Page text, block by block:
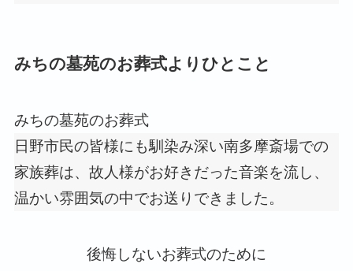
みちの墓苑のお葬式よりひとこと
みちの墓苑のお葬式
日野市民の皆様にも馴染み深い南多摩斎場での
家族葬は、故人様がお好きだった音楽を流し、
温かい雰囲気の中でお送りできました。
後悔しないお葬式のために